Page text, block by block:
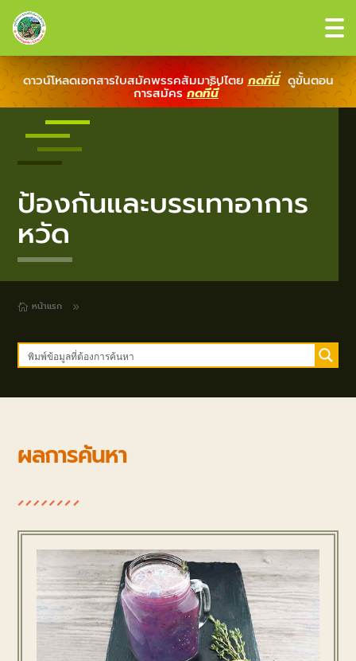
ดาวน์โหลดเอกสารใบสมัคพรรคสัมมาธิปไตย กดที่นี่ ดูขั้นตอน
การสมัครกดที่นี่
ป้องกันและบรรเทาอาการ
หวัด
 หน้าแรก 9
ผลการค้นหา